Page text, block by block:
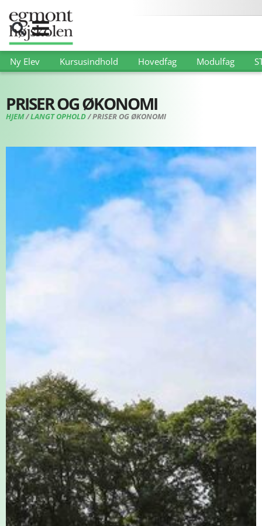
Ny Elev Kursusindhold Hovedfag Modulfag
PRISER OG ØKONOMI
HJEM/LANGT OPHOLD/PRISER OG ØKONOMI